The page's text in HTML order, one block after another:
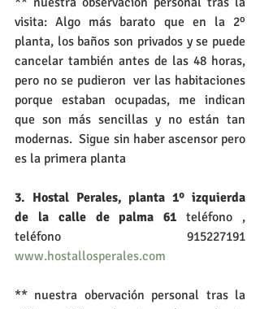
visita: Algo más barato que en la 2º
planta, los baños son privados y se puede
cancelar también antes de las 48 horas,
pero no se pudieron  ver las habitaciones
porque estaban ocupadas, me indican
que son más sencillas y no están tan
modernas.  Sigue sin haber ascensor pero
es la primera planta
3. Hostal Perales, planta 1º izquierda
de la calle de palma 61 teléfono ,
www.hostallosperales.com
** nuestra obervación personal tras la